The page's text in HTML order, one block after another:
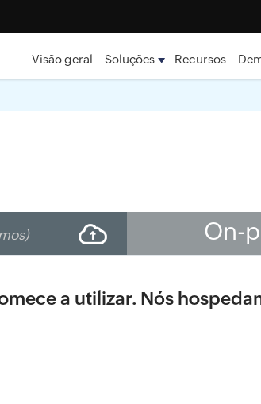
Visão geral Soluções Recursos
On-
a utilizar. Nós